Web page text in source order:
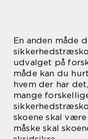
En anden måde
udvalget på
måde kan du
hvem der har
mange
skoene skal
måske skal